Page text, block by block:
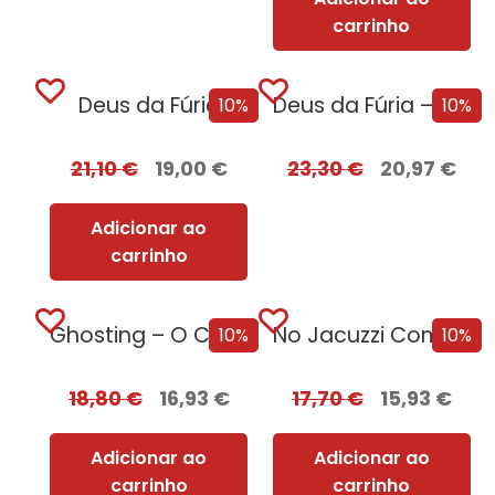
carrinho
10%
Deus da Fúria
21,10€ 19,00 €
Adicionar ao
carrinho
10%
Deus da Fúria – Edição com EDGES
23,30€ 20,97 €
10%
Ghosting – O Caminho para o Sexo
18,80€ 16,93 €
Adicionar ao
carrinho
10%
No Jacuzzi Com Uma Serial Killer
17,70€ 15,93 €
Adicionar ao
carrinho